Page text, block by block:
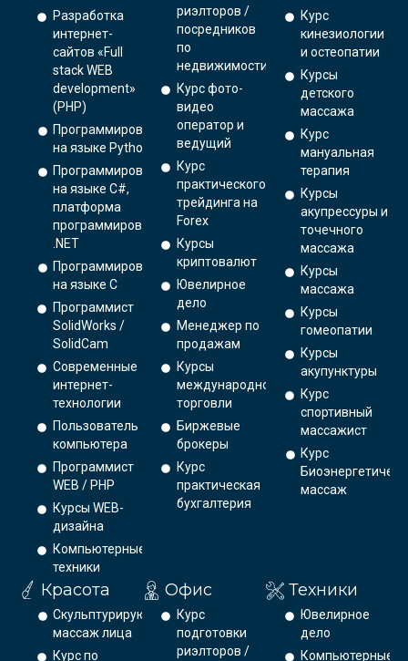
Разработка
интернет-
сайтов «Full
stack WEB
development»
(PHP)
Программирование
на языке Python.
Программирование
на языке C#,
платформа
программирования
.NET
Программирование
на языке С
Программист
SolidWorks /
SolidCam
Современные
интернет-
технологии
Пользователь
компьютера
Программист
WEB / PHP
Курсы WEB-
дизайна
Компьютерные
техники
риэлторов /
посредников
по
недвижимости
Курс фото-
видео
оператор и
ведущий
Курс
практического
трейдинга на
Forex
Курсы
криптовалют
Ювелирное
дело
Менеджер по
продажам
Курсы
международной
торговли
Биржевые
брокеры
Курс
практическая
бухгалтерия
Курс
кинезиологии
и остеопатии
Курсы
детского
массажа
Курс
мануальная
терапия
Курсы
акупрессуры и
точечного
массажа
Курсы
массажа
Курсы
гомеопатии
Курсы
акупунктуры
Курс
спортивный
массажист
Курс
массаж
Красота
Скульптурирующий
массаж лица
Курс по
Офис
Курс
подготовки
риэлторов /
Техники
Ювелирное
дело
Компьютерные